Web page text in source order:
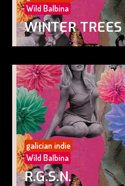
Wild Balbina
WINTER TREES
galician indie
Wild Balbina
R.G.S.N.